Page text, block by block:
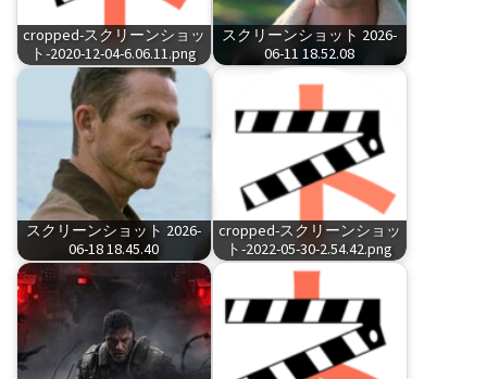
cropped-スクリーンショッ
ト-2020-12-04-6.06.11.png
スクリーンショット 2026-
06-11 18.52.08
スクリーンショット 2026-
06-18 18.45.40
cropped-スクリーンショッ
ト-2022-05-30-2.54.42.png